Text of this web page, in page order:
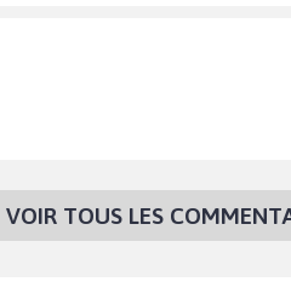
VOIR TOUS LES